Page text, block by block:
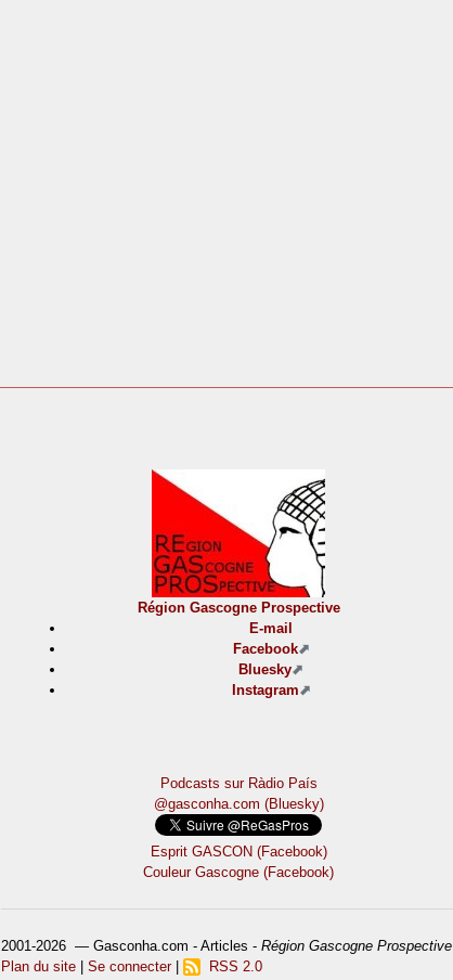
Région Gascogne Prospective
E-mail
Facebook
Bluesky
Instagram
Podcasts sur Ràdio País
@gasconha.com (Bluesky)
Esprit GASCON (Facebook)
Couleur Gascogne (Facebook)
2001-2026 — Gasconha.com - Articles - Région Gascogne Prospective
Plan du site
Se connecter| RSS 2.0